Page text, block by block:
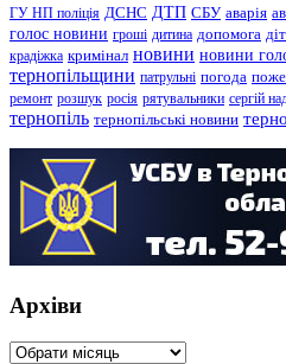
ГУ НП поліція ДСНС ДТП СБУ аварія
голос новини гроші дитина допомога
крадіжка кримінал новини новини
тернопільщини патрульні погода
ремонт розшук росія рятувальники сергій
тернопіль тернопільські новини
Архіви
Архіви